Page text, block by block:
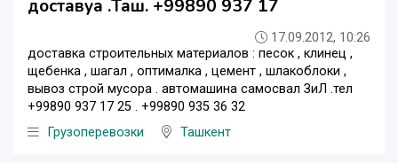
доставуа .Таш. +99890 937 17
17.09.2012, 10:26
доставка строительных материалов : песок , клинец ,
щебенка , шагал , оптималка , цемент , шлакоблоки ,
вывоз строй мусора . автомашина самосвал ЗиЛ .тел
+99890 937 17 25 . +99890 935 36 32
Грузоперевозки
Ташкент